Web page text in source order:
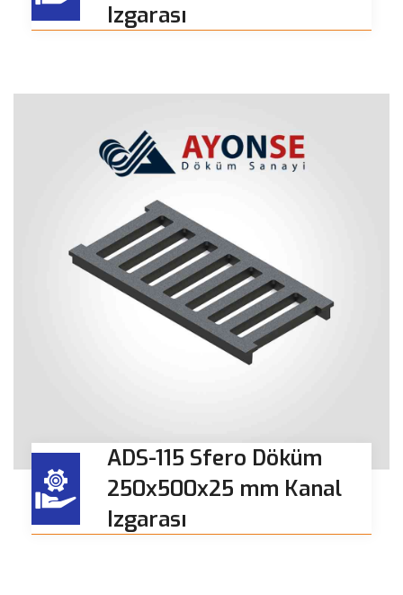
Izgarası
ADS-115 Sfero Döküm
250x500x25 mm Kanal
Izgarası